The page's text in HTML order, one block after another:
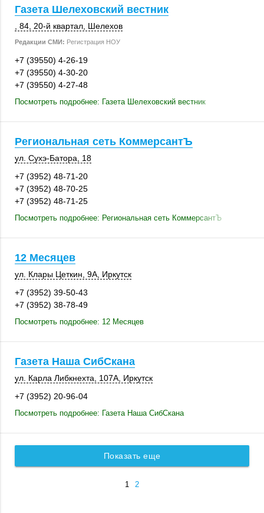
Газета Шелеховский вестник
, 84 20-й квартал Шелехов
Редакции СМИ: Регистрация НОУ
+7 (39550) 4-26-19
+7 (39550) 4-30-20
+7 (39550) 4-27-48
Посмотреть подробнее: Газета Шелеховский вестник
Региональная сеть КоммерсантЪ
ул. Сухэ-Батора, 18
+7 (3952) 48-71-20
+7 (3952) 48-70-25
+7 (3952) 48-71-25
Посмотреть подробнее: Региональная сеть КоммерсантЪ
12 Месяцев
ул. Клары Цеткин, 9А, Иркутск
+7 (3952) 39-50-43
+7 (3952) 38-78-49
Посмотреть подробнее: 12 Месяцев
Газета Наша СибСкана
ул. Карла Либкнехта 107А Иркутск
+7 (3952) 20-96-04
Посмотреть подробнее: Газета Наша СибСкана
Показать еще
1 2